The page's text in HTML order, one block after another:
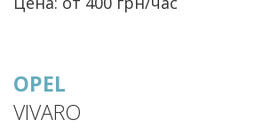
OPEL
VIVARO